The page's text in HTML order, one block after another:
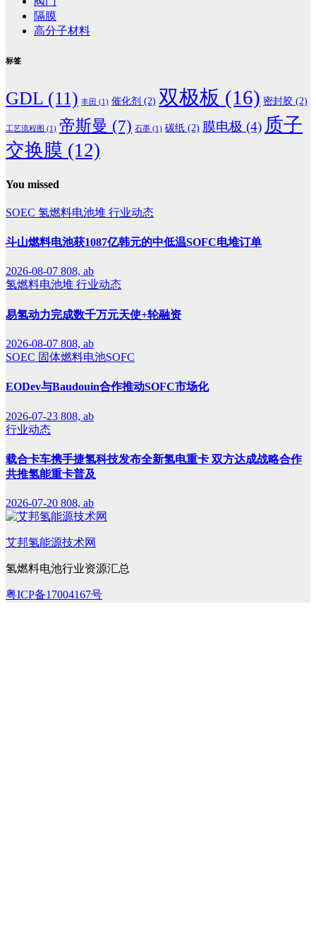
隔膜
高分子材料
标签
GDL (11) 丰田 (1) 催化剂 (2) 双极板 (16) 密封胶 (2)
工艺流程图 (1) 帝斯曼 (7) 石墨 (1) 碳纸 (2) 膜电极 (4) 质子
交换膜 (12)
You missed
SOEC 氢燃料电池堆 行业动态
斗山燃料电池获1087亿韩元的中低温SOFC电堆订单
2026-08-07 808, ab
氢燃料电池堆 行业动态
易氢动力完成数千万元天使+轮融资
2026-08-07 808, ab
SOEC 固体燃料电池SOFC
EODev与Baudouin合作推动SOFC市场化
2026-07-23 808, ab
行业动态
载合卡车携手捷氢科技发布全新氢电重卡 双方达成战略合作
共推氢能重卡普及
2026-07-20 808, ab
艾邦氢能源技术网
氢燃料电池行业资源汇总
粤ICP备17004167号